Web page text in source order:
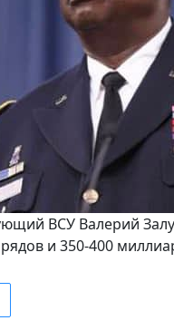
ВСУ Валерий
и 350-400